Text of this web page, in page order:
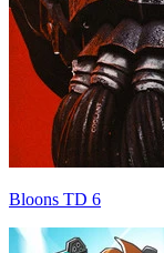
Bloons TD 6